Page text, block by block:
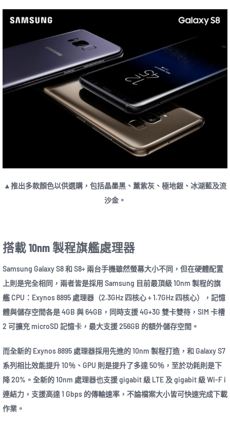
▲推出多款顏色以供選購，包括晶墨黑、薰紫灰、極地銀、冰湖藍及流
沙金。
搭載 10nm 製程旗艦處理器
Samsung Galaxy S8 和 S8+ 兩台手機雖然螢幕大小不同，但在硬體配置
上則是完全相同，兩者皆是採用 Samsung 目前最頂級 10nm 製程的旗
艦 CPU：Exynos 8895 處理器（2.3GHz 四核心 + 1.7GHz 四核心），記憶
體與儲存空間各是 4GB 與 64GB，同時支援 4G+3G 雙卡雙待，SIM 卡槽
2 可擴充 microSD 記憶卡，最大支援 256GB 的額外儲存空間。
而全新的 Exynos 8895 處理器採用先進的 10nm 製程打造，和 Galaxy S7
系列相比效能提升 10％、GPU 則是提升了多達 50％，至於功耗則是下
降 20%。全新的 10nm 處理器也支援 gigabit 級 LTE 及 gigabit 級 Wi-F i
連結力，支援高達 1 Gbps 的傳輸速率，不論檔案大小皆可快速完成下載
作業。